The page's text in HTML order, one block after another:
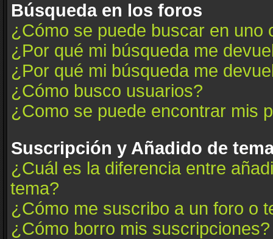
Búsqueda en los foros
¿Cómo se puede buscar en uno
¿Por qué mi búsqueda me
¿Por qué mi búsqueda me
¿Cómo busco usuarios?
¿Como se puede encontrar mis
Suscripción y Añadido de
¿Cuál es la diferencia entre
tema?
¿Cómo me suscribo a un foro o
¿Cómo borro mis suscripciones?